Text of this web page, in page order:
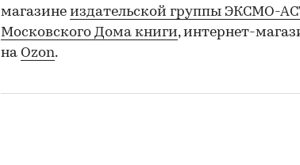
магазине издательской группы ЭКСМО-
Московского Дома книги, интернет-
на Ozon.